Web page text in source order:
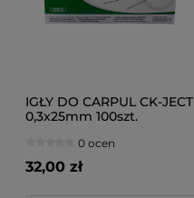
IGŁY DO CARPUL CK-JECT
0,3x25mm 100szt.
0 ocen
32,00 zł